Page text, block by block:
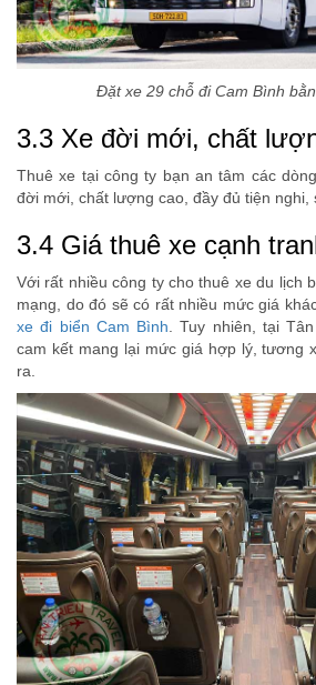
Đặt xe 29 chỗ đi Cam Bình
3.3 Xe đời mới, chất
Thuê xe tại công ty bạn an tâm các
đời mới, chất lượng cao, đầy đủ tiện nghi,
3.4 Giá thuê xe cạnh
Với rất nhiều công ty cho thuê xe du lịch
mạng, do đó sẽ có rất nhiều mức giá
xe đi biển Cam Bình . Tuy nhiên, tại
cam kết mang lại mức giá hợp lý, tương
ra.